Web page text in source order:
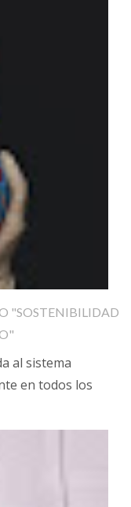
"SOSTENIBILIDAD
al sistema
en todos los